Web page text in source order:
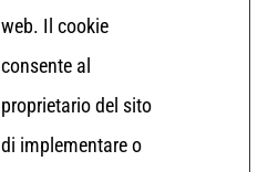
web. Il cookie
consente al
proprietario del sito
di implementare o